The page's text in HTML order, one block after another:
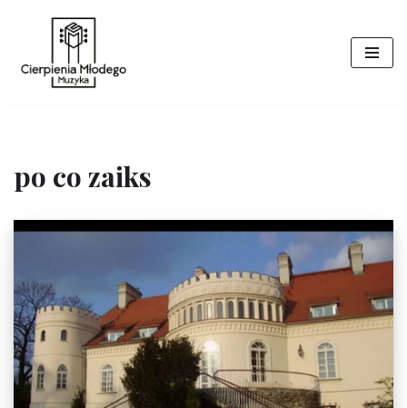
Przejdź
do
po co zaiks